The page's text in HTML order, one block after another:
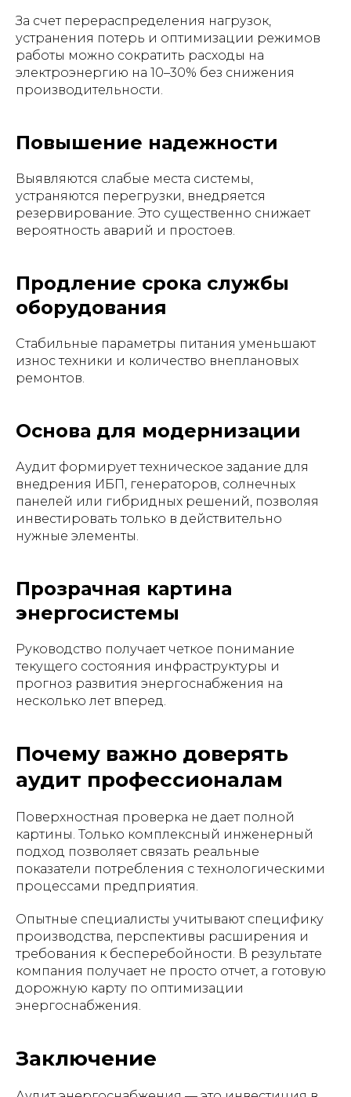
За счет перераспределения нагрузок,
устранения потерь и оптимизации режимов
работы можно сократить расходы на
электроэнергию на 10–30% без снижения
производительности.
Повышение надежности
Выявляются слабые места системы,
устраняются перегрузки, внедряется
резервирование. Это существенно снижает
вероятность аварий и простоев.
Продление срока службы
оборудования
Стабильные параметры питания уменьшают
износ техники и количество внеплановых
ремонтов.
Основа для модернизации
Аудит формирует техническое задание для
внедрения ИБП, генераторов, солнечных
панелей или гибридных решений, позволяя
инвестировать только в действительно
нужные элементы.
Прозрачная картина
энергосистемы
Руководство получает четкое понимание
текущего состояния инфраструктуры и
прогноз развития энергоснабжения на
несколько лет вперед.
Почему важно доверять
аудит профессионалам
Поверхностная проверка не дает полной
картины. Только комплексный инженерный
подход позволяет связать реальные
показатели потребления с технологическими
процессами предприятия.
Опытные специалисты учитывают специфику
производства, перспективы расширения и
требования к бесперебойности. В результате
компания получает не просто отчет, а готовую
дорожную карту по оптимизации
энергоснабжения.
Заключение